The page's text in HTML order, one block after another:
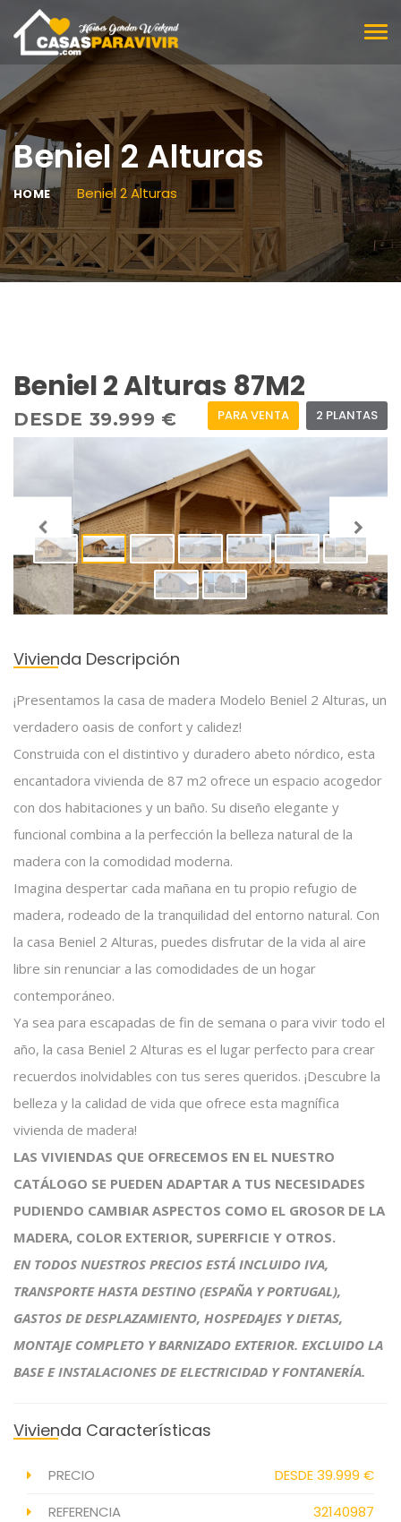
Beniel 2 Alturas
HOME Beniel 2 Alturas
Beniel 2 Alturas 87M2
PARA VENTA 2 PLANTAS
DESDE 39.999 €
Vivienda Descripción
¡Presentamos la casa de madera Modelo Beniel 2 Alturas, un
verdadero oasis de confort y calidez!
Construida con el distintivo y duradero abeto nórdico, esta
encantadora vivienda de 87 m2 ofrece un espacio acogedor
con dos habitaciones y un baño. Su diseño elegante y
funcional combina a la perfección la belleza natural de la
madera con la comodidad moderna.
Imagina despertar cada mañana en tu propio refugio de
madera, rodeado de la tranquilidad del entorno natural. Con
la casa Beniel 2 Alturas, puedes disfrutar de la vida al aire
libre sin renunciar a las comodidades de un hogar
contemporáneo.
Ya sea para escapadas de fin de semana o para vivir todo el
año, la casa Beniel 2 Alturas es el lugar perfecto para crear
recuerdos inolvidables con tus seres queridos. ¡Descubre la
belleza y la calidad de vida que ofrece esta magnífica
vivienda de madera!
LAS VIVIENDAS QUE OFRECEMOS EN EL NUESTRO
CATÁLOGO SE PUEDEN ADAPTAR A TUS NECESIDADES
PUDIENDO CAMBIAR ASPECTOS COMO EL GROSOR DE LA
MADERA, COLOR EXTERIOR, SUPERFICIE Y OTROS.
EN TODOS NUESTROS PRECIOS ESTÁ INCLUIDO IVA,
TRANSPORTE HASTA DESTINO (ESPAÑA Y PORTUGAL),
GASTOS DE DESPLAZAMIENTO, HOSPEDAJES Y DIETAS,
MONTAJE COMPLETO Y BARNIZADO EXTERIOR. EXCLUIDO LA
BASE E INSTALACIONES DE ELECTRICIDAD Y FONTANERÍA.
Vivienda Características
PRECIO
DESDE 39.999 €
REFERENCIA
32140987